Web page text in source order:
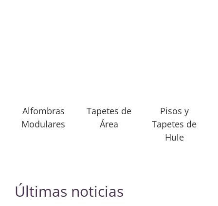
Alfombras
Modulares
Tapetes de
Área
Pisos y
Tapetes de
Hule
Últimas noticias